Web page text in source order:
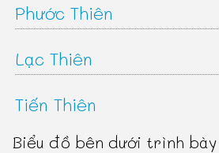
Phước Thiên
Lạc Thiên
Tiến Thiên
Biểu đồ bên dưới trình